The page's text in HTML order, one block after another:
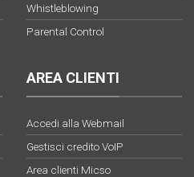
Whistleblowing
Parental Control
AREA CLIENTI
Accedi alla Webmail
Gestisci credito VoIP
Area clienti Micso